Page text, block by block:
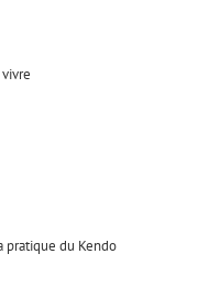
pratique du Kendo